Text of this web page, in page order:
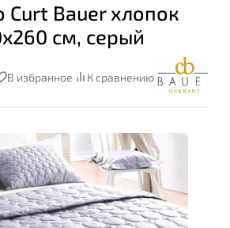
Curt Bauer хлопок
см, серый
В избранное К сравнению